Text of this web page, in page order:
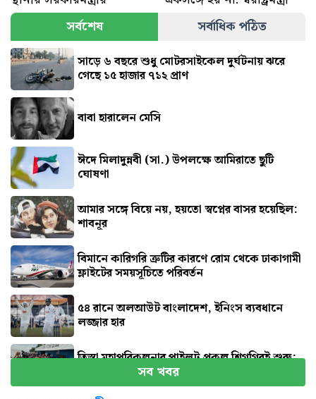
সর্বশেষ
সর্বাধিক পঠিত
সাড়ে ৬ বছরে শুধু মোটরসাইকেল দুর্ঘটনায় ঝরে
গেছে ১৫ হাজার ৭১২ প্রাণ
বাবা হারালেন মেসি
ঈদে মিলাদুন্নবী (সা.) উপলক্ষে আমিরাতে ছুটি
ঘোষণা
আমার সঙ্গে বিয়ে নয়, হয়তো স্বপ্নের বাসর হয়েছিল:
শাবনূর
বিমানে কারিগরি ত্রুটির কারণে রোম থেকে ঢাকাগামী
ফ্লাইটের সময়সূচিতে পরিবর্তন
৫৪ রানে অলআউট বাংলাদেশ, ইনিংস ব্যবধানে
লজ্জার হার
তিস্তা মহাপরিকল্পনার পাইলট প্রকল্প শিগগিরই শুরু:
সব খবর